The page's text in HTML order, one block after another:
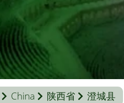
China 陕西省 澄城县